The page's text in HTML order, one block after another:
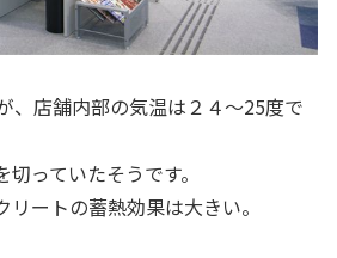
、店舗内部の気温は２４～25度で
っていたそうです。
ートの蓄熱効果は大きい。